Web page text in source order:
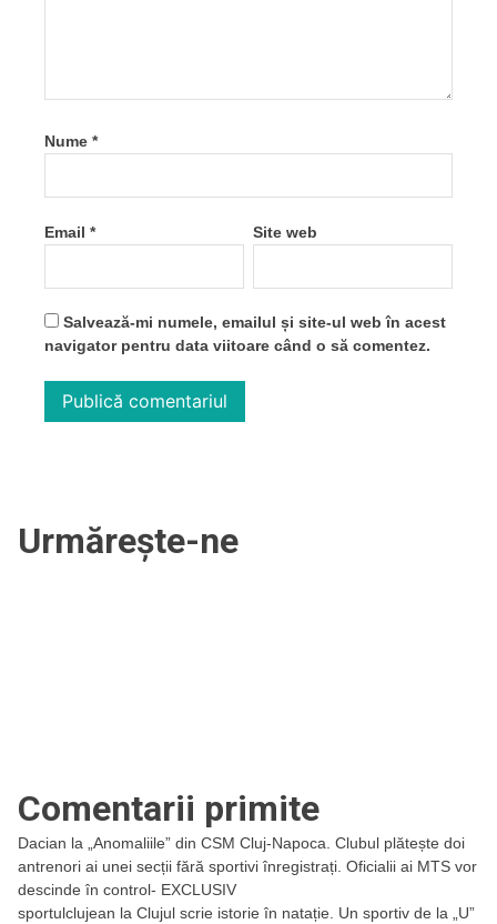
Nume *
Email * Site web
Salvează-mi numele, emailul și site-ul web în acest
navigator pentru data viitoare când o să comentez.
Urmărește-ne
Comentarii primite
Dacian la
„Anomaliile” din CSM Cluj-Napoca. Clubul plătește doi
antrenori ai unei secții fără sportivi înregistrați. Oficialii ai MTS vor
descinde în control- EXCLUSIV
sportulclujean la Clujul scrie istorie în natație. Un sportiv de la „U”